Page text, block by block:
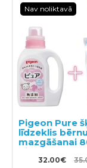
Nav noliktavā
Pigeon Pure
līdzeklis
mazgāšanai
pildviela 720ml
32.00€